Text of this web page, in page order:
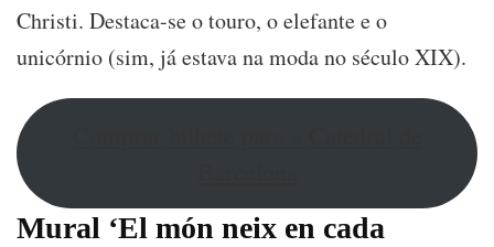
Christi. Destaca-se o touro, o elefante e o
unicórnio (sim, já estava na moda no século XIX).
Mural ‘El món neix en cada